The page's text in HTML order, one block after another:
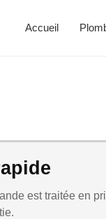
Accueil
est traitée en